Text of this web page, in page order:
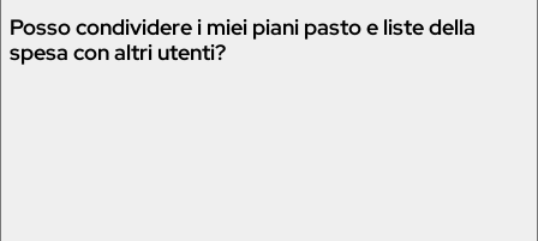
Posso condividere i miei piani pasto e liste della
spesa con altri utenti?